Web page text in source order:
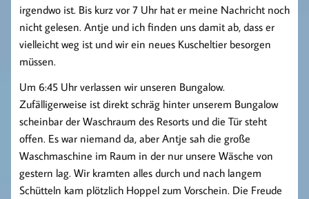
irgendwo ist. Bis kurz vor 7 Uhr hat er meine Nachricht noch
nicht gelesen. Antje und ich finden uns damit ab, dass er
vielleicht weg ist und wir ein neues Kuscheltier besorgen
müssen.
Um 6:45 Uhr verlassen wir unseren Bungalow.
Zufälligerweise ist direkt schräg hinter unserem Bungalow
scheinbar der Waschraum des Resorts und die Tür steht
offen. Es war niemand da, aber Antje sah die große
Waschmaschine im Raum in der nur unsere Wäsche von
gestern lag. Wir kramten alles durch und nach langem
Schütteln kam plötzlich Hoppel zum Vorschein. Die Freude